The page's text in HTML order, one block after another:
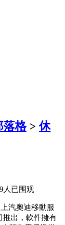
落格>休
9人已围观
汽奧迪移動服
推出，軟件擁有